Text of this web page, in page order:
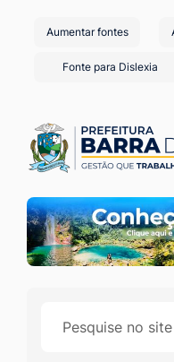
de
atalhos
links
de
para
[alt+1]
Ir
para
o
menu
[alt+2]
Aumentar fontes
Fonte para Dislexia